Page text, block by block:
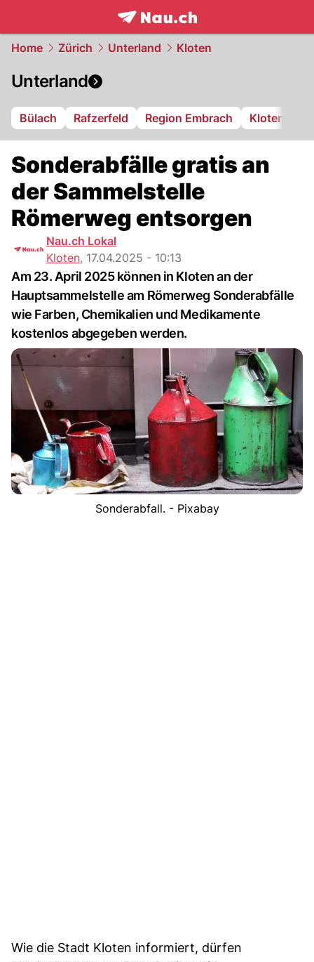
frontpage.NAU.ch
Home Zürich Unterland Kloten
Unterland
Bülach Rafzerfeld Region Embrach Kloten
Sonderabfälle gratis an
der Sammelstelle
Römerweg entsorgen
Nau.ch Lokal
Kloten, 17.04.2025 - 10:13
Am 23. April 2025 können in Kloten an der
Hauptsammelstelle am Römerweg Sonderabfälle
wie Farben, Chemikalien und Medikamente
kostenlos abgegeben werden.
Sonderabfall. - Pixabay
Wie die Stadt Kloten informiert, dürfen